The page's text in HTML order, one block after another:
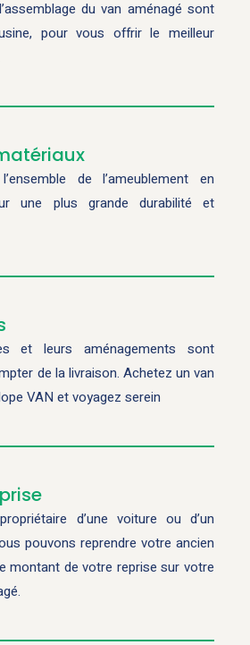
du van aménagé sont
pour vous offrir le meilleur
de l’ameublement en
une plus grande durabilité et
et leurs aménagements sont
de la livraison. Achetez un van
VAN et voyagez serein
d’une voiture ou d’un
pouvons reprendre votre ancien
montant de votre reprise sur votre